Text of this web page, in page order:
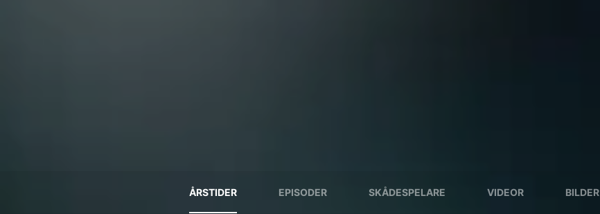
ÅRSTIDER EPISODER SKÅDESPELARE VIDEOR BILDER